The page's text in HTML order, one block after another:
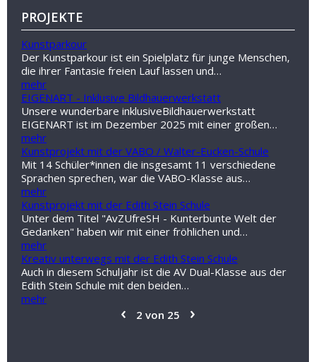
PROJEKTE
Kunstparkour
Der Kunstparkour ist ein Spielplatz für junge Menschen,
die ihrer Fantasie freien Lauf lassen und…
mehr
EIGENART - Inklusive Bildhauerwerkstatt
Unsere wunderbare inklusiveBildhauerwerkstatt
EIGENART ist im Dezember 2025 mit einer großen…
mehr
Kunstprojekt mit der VABO / Walter-Eucken-Schule
Mit 14 Schüler*innen die insgesamt 11 verschiedene
Sprachen sprechen, war die VABO-Klasse aus…
mehr
Kunstprojekt mit der Edith Stein Schule
Unter dem Titel "AvZUfreSH - Kunterbunte Welt der
Gedanken" haben wir mit einer fröhlichen und…
mehr
Kreativ unterwegs mit der Edith Stein Schule
Auch in diesem Schuljahr ist die AV Dual-Klasse aus der
Edith Stein Schule mit den beiden…
mehr
‹ 2 von 25 ›